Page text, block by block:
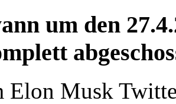
um den
Elon Musk